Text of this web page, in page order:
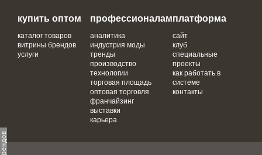
купить оптом
каталог товаров
витрины брендов
услуги
профессионалам
аналитика
индустрия моды
тренды
производство
технологии
торговая площадь
оптовая торговля
франчайзинг
выставки
карьера
платформа
сайт
клуб
специальные
проекты
как работать в
системе
контакты